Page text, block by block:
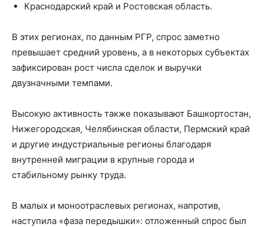
Краснодарский край и Ростовская область.
В этих регионах, по данным РГР, спрос заметно
превышает средний уровень, а в некоторых субъектах
зафиксирован рост числа сделок и выручки
двузначными темпами.
Высокую активность также показывают Башкортостан,
Нижегородская, Челябинская области, Пермский край
и другие индустриальные регионы благодаря
внутренней миграции в крупные города и
стабильному рынку труда.
В малых и моноотраслевых регионах, напротив,
наступила «фаза передышки»: отложенный спрос был